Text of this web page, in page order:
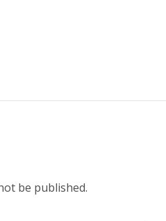
be published.